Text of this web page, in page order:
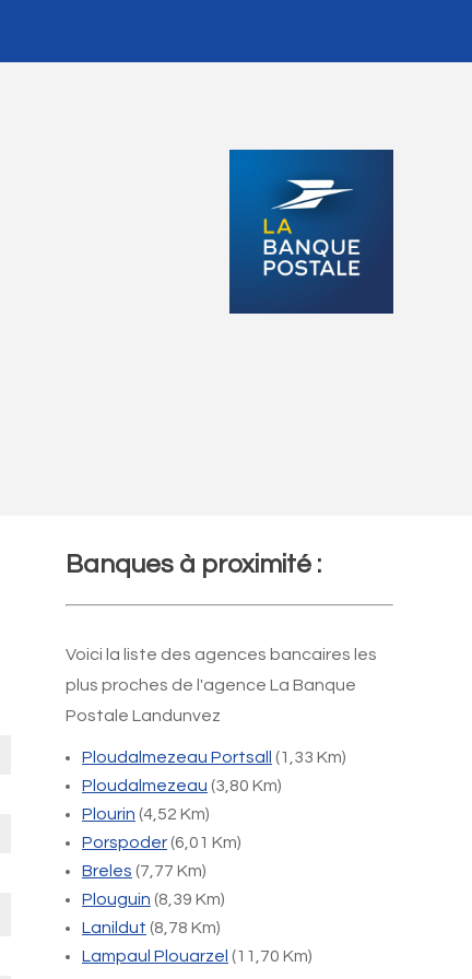
Banques à proximité :
Voici la liste des agences bancaires les
plus proches de l'agence La Banque
Postale Landunvez
Ploudalmezeau Portsall
(1,33 Km)
Ploudalmezeau (3,80 Km)
Plourin (4,52 Km)
Porspoder(6,01 Km)
Breles (7,77 Km)
Plouguin (8,39 Km)
Lanildut (8,78 Km)
Lampaul Plouarzel (11,70 Km)